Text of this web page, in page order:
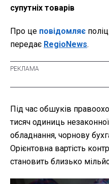
супутніх товарів
Про це повідомляє
передає RegioNews.
Під час обшуків
тисяч одиниць
обладнання, чорнову
Орієнтовна вартість
становить близько